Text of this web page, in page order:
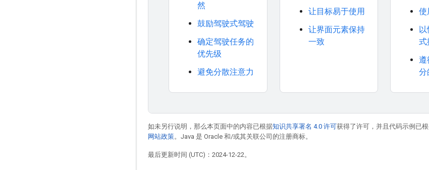
然
鼓励驾驶式驾驶
确定驾驶任务的
优先级
避免分散注意力
让目标易于使用
让界面元素保持
一致
使
式
遵
分
如未另行说明，那么本页面中的内容已根据知识共享署名 4.0 许可获得了许可，并且代码示例已
网站政策。Java 是 Oracle 和/或其关联公司的注册商标。
最后更新时间 (UTC)：2024-12-22。